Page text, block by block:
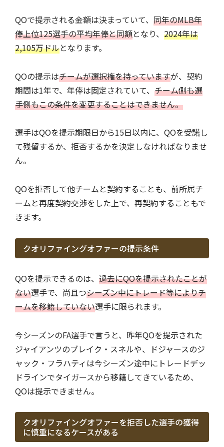
QOで提示される金額は決まっていて、 同年のMLB年
俸上位125選手の平均年俸と同額となり、 2024年は
2,105万ドルとなります。
QOの提示はチームが選択権を持っていますが、契約
期間は1年で、年俸は固定されていて、 チーム側も選
手側もこの条件を変更することはできません。
選手はQOを提示期限日から15日以内に、QOを受諾し
て残留するか、拒否するかを決定しなければなりませ
ん。
QOを拒否して他チームと契約することも、前所属チ
ームと再度契約交渉をした上で、再契約することもで
きます。
クオリファイングオファーの提示条件
QOを提示できるのは、 過去にQOを提示されたことが
ない選手で、尚且つシーズン中にトレード等によりチ
ームを移籍していない選手に限られます。
今シーズンのFA選手で言うと、昨年QOを提示された
ジャイアンツのブレイク・スネルや、ドジャースのジ
ャック・フラハティは今シーズン途中にトレードデッ
ドラインでタイガースから移籍してきているため、
QOは提示できません。
クオリファイングオファーを拒否した選手の獲得
に慎重になるケースがある